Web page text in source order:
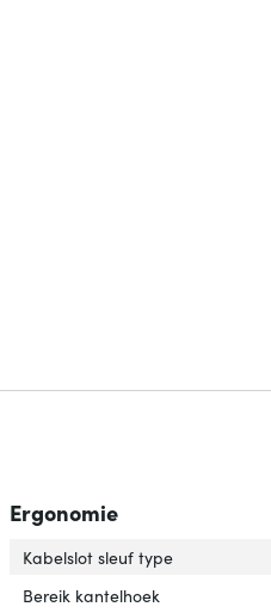
Ergonomie
Kabelslot sleuf type
Bereik kantelhoek